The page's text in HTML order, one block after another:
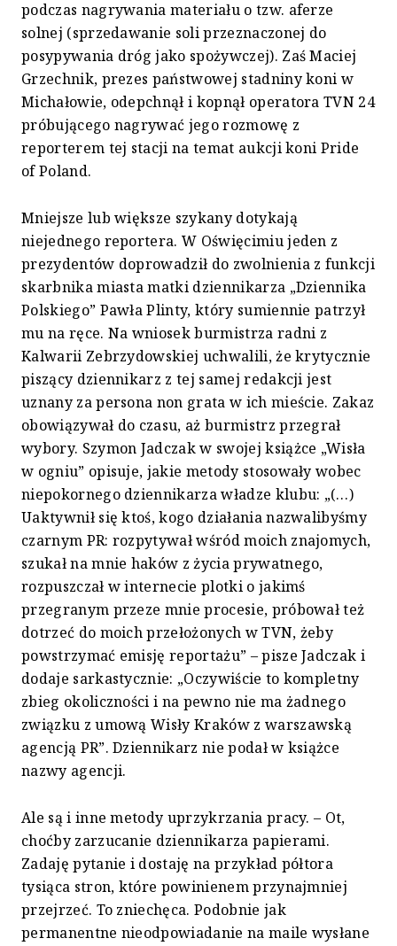
podczas nagrywania materiału o tzw. aferze
solnej (sprzedawanie soli przeznaczonej do
posypywania dróg jako spożywczej). Zaś Maciej
Grzechnik, prezes państwowej stadniny koni w
Michałowie, odepchnął i kopnął operatora TVN 24
próbującego nagrywać jego rozmowę z
reporterem tej stacji na temat aukcji koni Pride
of Poland.
Mniejsze lub większe szykany dotykają
niejednego reportera. W Oświęcimiu jeden z
prezydentów doprowadził do zwolnienia z funkcji
skarbnika miasta matki dziennikarza „Dziennika
Polskiego” Pawła Plinty, który sumiennie patrzył
mu na ręce. Na wniosek burmistrza radni z
Kalwarii Zebrzydowskiej uchwalili, że krytycznie
piszący dziennikarz z tej samej redakcji jest
uznany za persona non grata w ich mieście. Zakaz
obowiązywał do czasu, aż burmistrz przegrał
wybory. Szymon Jadczak w swojej książce „Wisła
w ogniu” opisuje, jakie metody stosowały wobec
niepokornego dziennikarza władze klubu: „(…)
Uaktywnił się ktoś, kogo działania nazwalibyśmy
czarnym PR: rozpytywał wśród moich znajomych,
szukał na mnie haków z życia prywatnego,
rozpuszczał w internecie plotki o jakimś
przegranym przeze mnie procesie, próbował też
dotrzeć do moich przełożonych w TVN, żeby
powstrzymać emisję reportażu” – pisze Jadczak i
dodaje sarkastycznie: „Oczywiście to kompletny
zbieg okoliczności i na pewno nie ma żadnego
związku z umową Wisły Kraków z warszawską
agencją PR”. Dziennikarz nie podał w książce
nazwy agencji.
Ale są i inne metody uprzykrzania pracy. – Ot,
choćby zarzucanie dziennikarza papierami.
Zadaję pytanie i dostaję na przykład półtora
tysiąca stron, które powinienem przynajmniej
przejrzeć. To zniechęca. Podobnie jak
permanentne nieodpowiadanie na maile wysłane